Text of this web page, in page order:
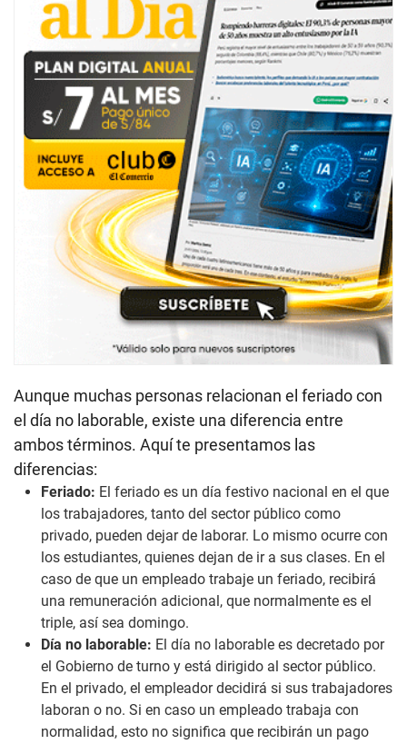
Aunque muchas personas relacionan el feriado con
el día no laborable, existe una diferencia entre
ambos términos. Aquí te presentamos las
diferencias:
Feriado: El feriado es un día festivo nacional en el que
los trabajadores, tanto del sector público como
privado, pueden dejar de laborar. Lo mismo ocurre con
los estudiantes, quienes dejan de ir a sus clases. En el
caso de que un empleado trabaje un feriado, recibirá
una remuneración adicional, que normalmente es el
triple, así sea domingo.
Día no laborable: El día no laborable es decretado por
el Gobierno de turno y está dirigido al sector público.
En el privado, el empleador decidirá si sus trabajadores
laboran o no. Si en caso un empleado trabaja con
normalidad, esto no significa que recibirán un pago